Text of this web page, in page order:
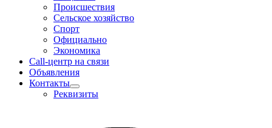
Происшествия
Сельское хозяйство
Спорт
Официально
Экономика
Call-центр на связи
Объявления
Контакты
Реквизиты